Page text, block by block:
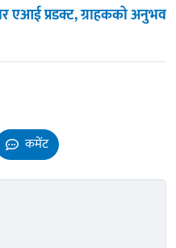
एआई प्रडक्ट, ग्राहकको अनुभव
कमेंट